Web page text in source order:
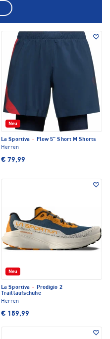
Neu
La Sportiva ·
Flow 5" Short M Shorts
Herren
€ 79,99
Neu
La Sportiva ·
Prodigio 2
Traillaufschuhe
Herren
€ 159,99